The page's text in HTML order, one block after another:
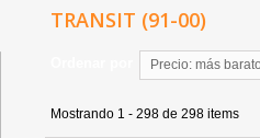
TRANSIT (91-00)
Mostrando 1 - 298 de 298 items